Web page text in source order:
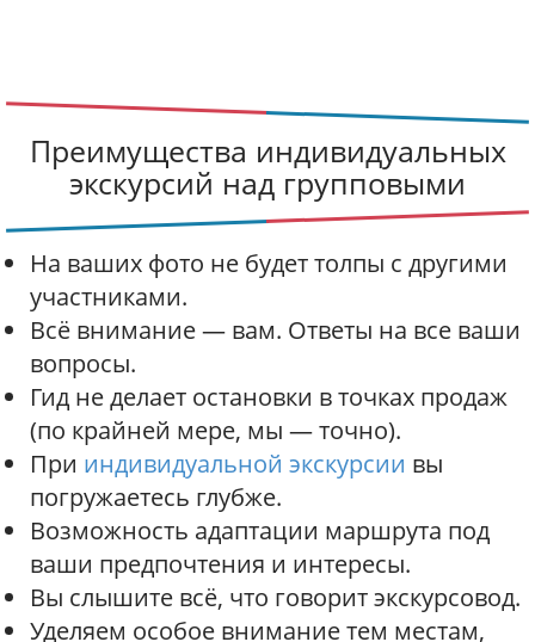
а
щ
Преимущества индивидуальных
экскурсий над групповыми
На ваших фото не будет толпы с другими
участниками.
Всё внимание — вам. Ответы на все ваши
вопросы.
Гид не делает остановки в точках продаж
(по крайней мере, мы — точно).
При индивидуальной экскурсии вы
погружаетесь глубже.
Возможность адаптации маршрута под
ваши предпочтения и интересы.
Вы слышите всё, что говорит экскурсовод.
Уделяем особое внимание тем местам,